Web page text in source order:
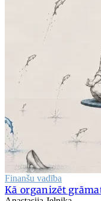
Finanšu vadība
Kā organizēt